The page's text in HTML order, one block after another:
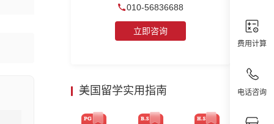
费用计算
电话咨询
010-56836688
立即咨询
美国留学实用指南